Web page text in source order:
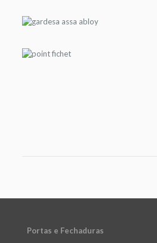
Portas e Fechaduras